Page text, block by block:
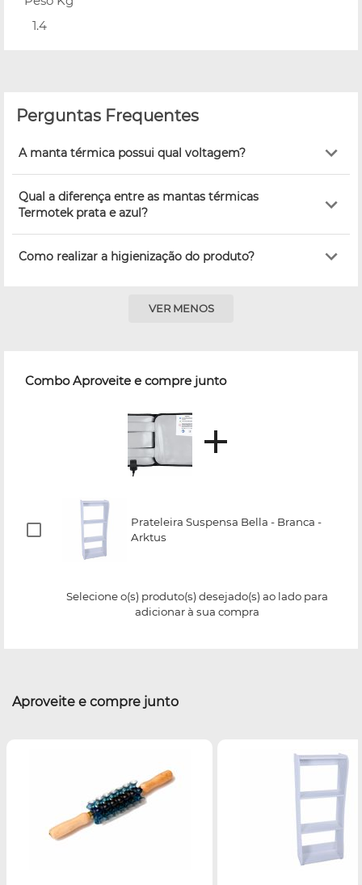
1.4
Perguntas Frequentes
A manta térmica possui qual voltagem?
Qual a diferença entre as mantas térmicas
Termotek prata e azul?
Como realizar a higienização do produto?
VER MENOS
Combo Aproveite e compre junto
Prateleira Suspensa Bella - Branca -
Arktus
Selecione o(s) produto(s) desejado(s) ao lado para
adicionar à sua compra
Aproveite e compre junto